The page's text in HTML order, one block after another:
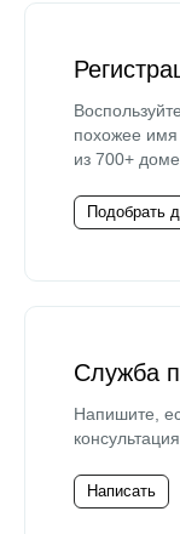
похожее
из 700+
Подобрать
Служба
Напишите,
Написать